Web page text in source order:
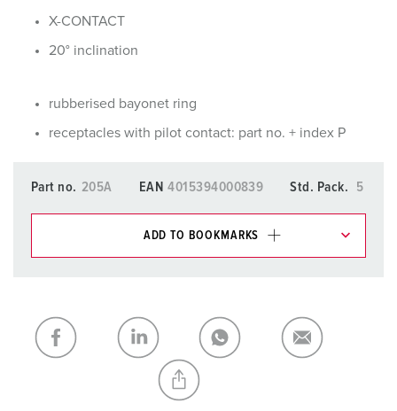
X-CONTACT
20° inclination
rubberised bayonet ring
receptacles with pilot contact: part no. + index P
Part no. 205A EAN 4015394000839 Std. Pack. 5
ADD TO BOOKMARKS
My list ADD
CREATE A NEW LIST